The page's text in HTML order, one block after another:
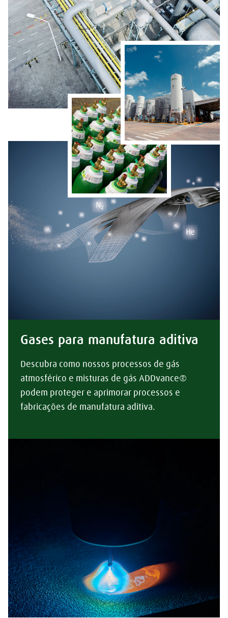
Gases para manufatura aditiva
Descubra como nossos processos de gás
atmosférico e misturas de gás ADDvance®
podem proteger e aprimorar processos e
fabricações de manufatura aditiva.